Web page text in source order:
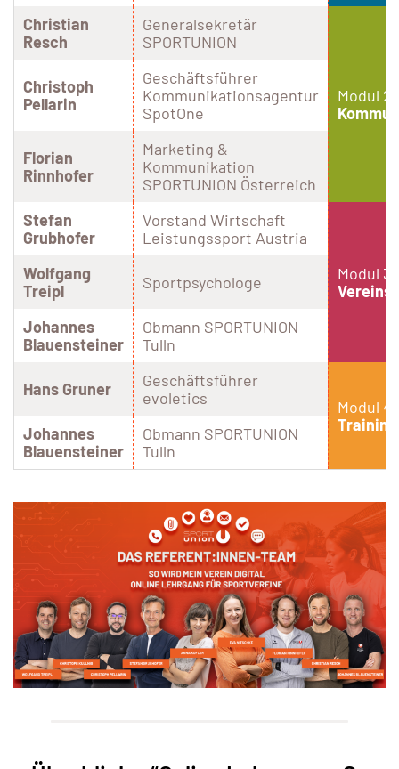
Christian
Resch
Generalsekretär
SPORTUNION
Modul 2
Christoph
Pellarin
Geschäftsführer
Kommunikationsagentur
SpotOne
Florian
Rinnhofer
Marketing &
Kommunikation
SPORTUNION Österreich
Stefan
Grubhofer
Vorstand Wirtschaft
Leistungssport Austria
Modul 3
Wolfgang
Treipl
Sportpsychologe
Johannes
Blauensteiner
Obmann SPORTUNION
Tulln
Hans Gruner
Geschäftsführer
evoletics
Modul 4
Johannes
Blauensteiner
Obmann SPORTUNION
Tulln